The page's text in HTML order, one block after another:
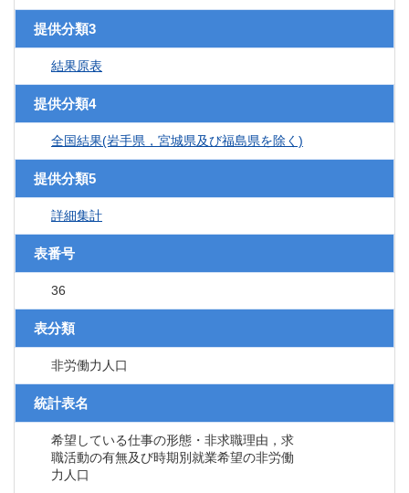
提供分類3
結果原表
提供分類4
全国結果(岩手県，宮城県及び福島県を除く)
提供分類5
詳細集計
表番号
36
表分類
非労働力人口
統計表名
希望している仕事の形態・非求職理由，求
職活動の有無及び時期別就業希望の非労働
力人口